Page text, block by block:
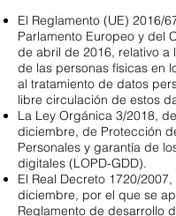
El Reglamento (UE) 2016/
Parlamento Europeo y del
de abril de 2016, relativo a
de las personas físicas en
al tratamiento de datos
libre circulación de estos
La Ley Orgánica 3/2018,
diciembre, de Protección
Personales y garantía de
digitales (LOPD-GDD).
El Real Decreto 1720/
diciembre, por el que se
Reglamento de desarrollo